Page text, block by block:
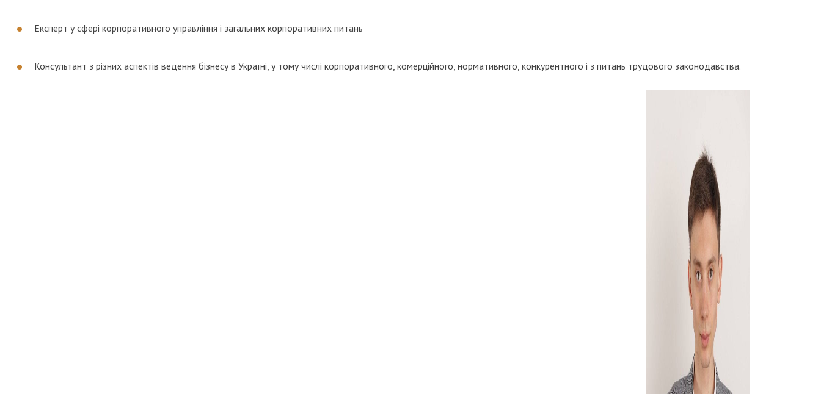
Експерт у сфері корпоративного управління і загальних корпоративних питань
Консультант з різних аспектів ведення бізнесу в Україні, у тому числі корпоративного, комерційного, нормативного, конкурентного і з питань трудового законодавства.